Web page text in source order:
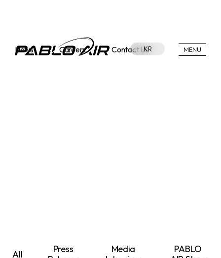
KR MENU
News Careers Contact Us
All
Press
Media
PABLO